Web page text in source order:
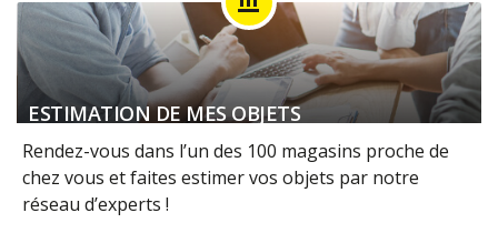
ESTIMATION DE MES OBJETS
Rendez-vous dans l’un des 100 magasins proche de
chez vous et faites estimer vos objets par notre
réseau d’experts !